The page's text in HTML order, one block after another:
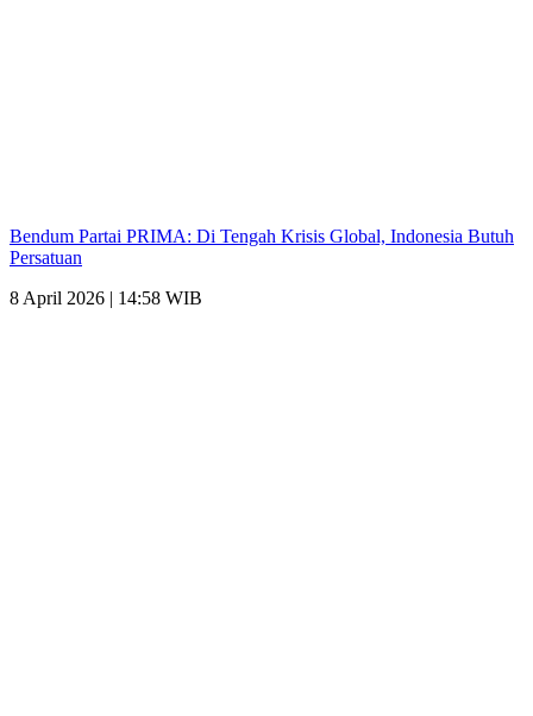
Bendum Partai PRIMA: Di Tengah Krisis Global, Indonesia Butuh
Persatuan
8 April 2026 | 14:58 WIB